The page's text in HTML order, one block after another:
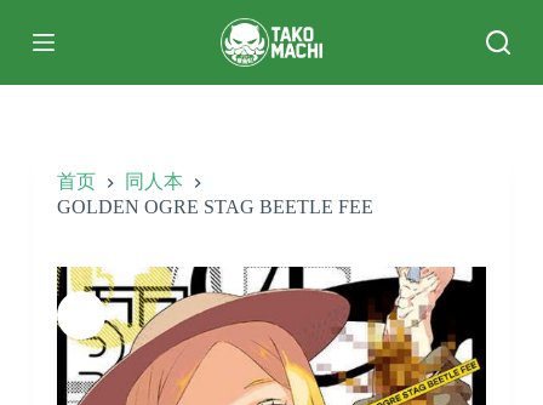
过
首页
同人本
GOLDEN OGRE STAG BEETLE FEE